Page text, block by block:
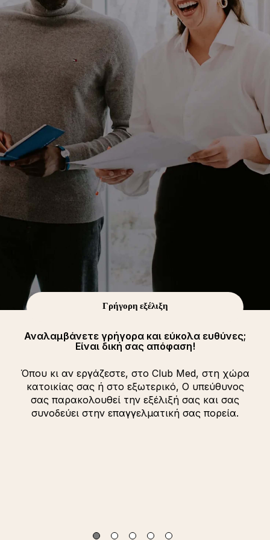
Γρήγορη εξέλιξη
Αναλαμβάνετε γρήγορα και εύκολα ευθύνες;
Είναι δική σας απόφαση!
Όπου κι αν εργάζεστε, στο Club Med, στη χώρα
κατοικίας σας ή στο εξωτερικό, Ο υπεύθυνος
σας παρακολουθεί την εξέλιξή σας και σας
συνοδεύει στην επαγγελματική σας πορεία.